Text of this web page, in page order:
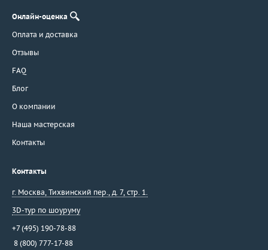
Онлайн-оценка
Оплата и доставка
Отзывы
FAQ
Блог
О компании
Наша мастерская
Контакты
Контакты
г. Москва, Тихвинский пер., д. 7, стр. 1.
3D-тур по шоуруму
+7 (495) 190-78-88
8 (800) 777-17-88